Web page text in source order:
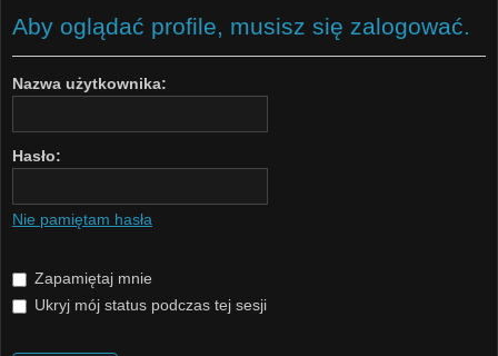
Aby oglądać profile, musisz się zalogować.
Nazwa użytkownika:
Hasło:
Nie pamiętam hasła
Zapamiętaj mnie
Ukryj mój status podczas tej sesji